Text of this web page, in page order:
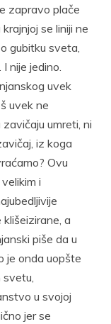
zapravo plače
se liniji ne
gubitku sveta,
nije jedino.
uvek
uvek ne
umreti, ni
iz koga
Ovu
i
a
piše da u
je onda uopšte
u svojoj
jer se